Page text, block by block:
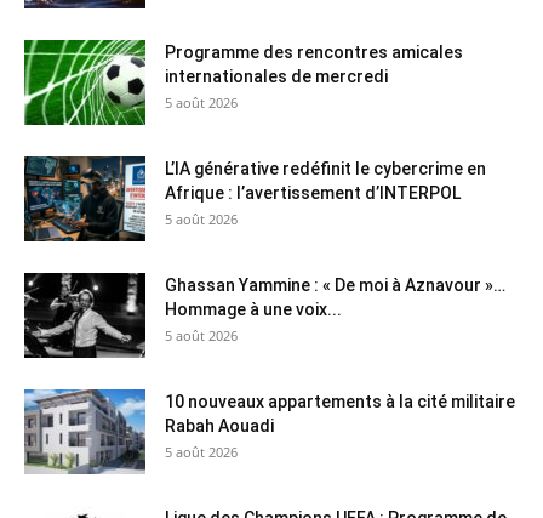
Programme des rencontres amicales
internationales de mercredi
5 août 2026
L’IA générative redéfinit le cybercrime en
Afrique : l’avertissement d’INTERPOL
5 août 2026
Ghassan Yammine : « De moi à Aznavour »…
Hommage à une voix...
5 août 2026
10 nouveaux appartements à la cité militaire
Rabah Aouadi
5 août 2026